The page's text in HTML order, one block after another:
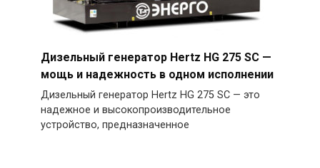
Дизельный генератор Hertz HG 275 SC —
мощь и надежность в одном исполнении
Дизельный генератор Hertz HG 275 SC — это
надежное и высокопроизводительное
устройство, предназначенное